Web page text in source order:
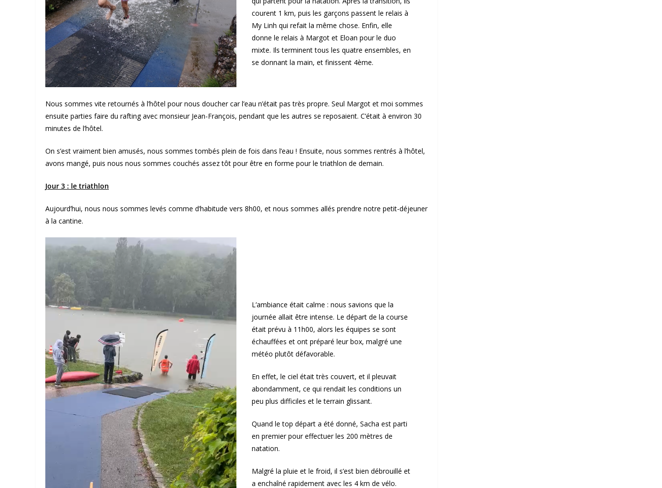
courent 1 km, puis les garçons passent le relais à
My Linh qui refait la même chose. Enfin, elle
donne le relais à Margot et Eloan pour le duo
mixte. Ils terminent tous les quatre ensembles, en
se donnant la main, et finissent 4ème.
Nous sommes vite retournés à l’hôtel pour nous doucher car l’eau n’était pas très propre. Seul Margot et moi sommes
ensuite parties faire du rafting avec monsieur Jean-François, pendant que les autres se reposaient. C’était à environ 30
minutes de l’hôtel.
On s’est vraiment bien amusés, nous sommes tombés plein de fois dans l’eau ! Ensuite, nous sommes rentrés à l’hôtel,
avons mangé, puis nous nous sommes couchés assez tôt pour être en forme pour le triathlon de demain.
Jour 3 : le triathlon
Aujourd’hui, nous nous sommes levés comme d’habitude vers 8h00, et nous sommes allés prendre notre petit-déjeuner
à la cantine.
L’ambiance était calme : nous savions que la
journée allait être intense. Le départ de la course
était prévu à 11h00, alors les équipes se sont
échauffées et ont préparé leur box, malgré une
météo plutôt défavorable.
En effet, le ciel était très couvert, et il pleuvait
abondamment, ce qui rendait les conditions un
peu plus difficiles et le terrain glissant.
Quand le top départ a été donné, Sacha est parti
en premier pour effectuer les 200 mètres de
natation.
Malgré la pluie et le froid, il s’est bien débrouillé et
a enchaîné rapidement avec les 4 km de vélo.